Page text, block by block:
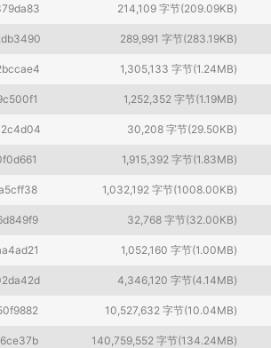
214,109 字节(209.09KB)
289,991 字节(283.19KB)
1,305,133 字节(1.24MB)
1,252,352 字节(1.19MB)
30,208 字节(29.50KB)
1,915,392 字节(1.83MB)
1,032,192 字节(1008.00KB)
32,768 字节(32.00KB)
1,052,160 字节(1.00MB)
4,346,120 字节(4.14MB)
10,527,632 字节(10.04MB)
140,759,552 字节(134.24MB)